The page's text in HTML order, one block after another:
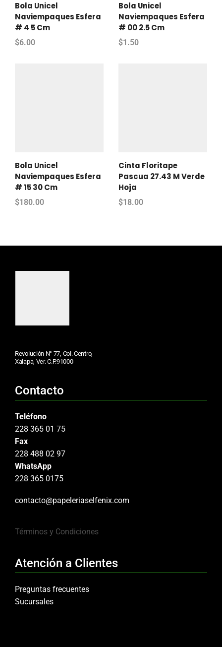
Bola Unicel
Naviempaques Esfera
# 4 5 Cm
$6.00
Bola Unicel
Naviempaques Esfera
# 00 2.5 Cm
$1.50
Bola Unicel
Naviempaques Esfera
# 15 30 Cm
$180.00
Cinta Floritape
Pascua 27.43 M Verde
Hoja
$18.00
Revolución N° 77, Col. Centro,
Xalapa, Ver. C.P.91000
Contacto
Teléfono
228 365 01 75
Fax
228 488 02 97
WhatsApp
228 365 0175
contacto@papeleriaselfenix.com
Términos y Condiciones
Atención a Clientes
Preguntas frecuentes
Sucursales